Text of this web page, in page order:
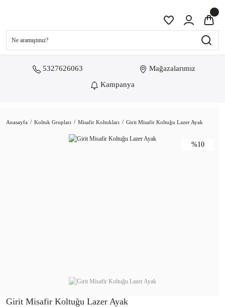
5327626063
Mağazalarımız
Kampanya
Anasayfa Koltuk Grupları Misafir Koltukları Girit Misafir Koltuğu Lazer Ayak
%10
Girit Misafir Koltuğu Lazer Ayak